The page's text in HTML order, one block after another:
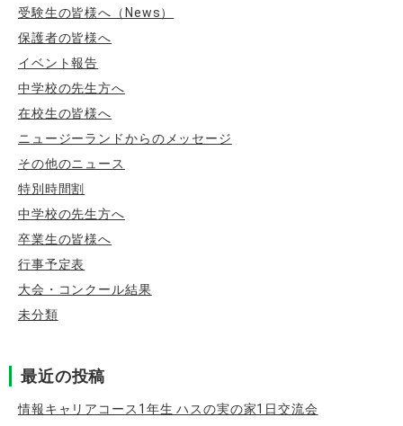
受験生の皆様へ（News）
保護者の皆様へ
イベント報告
中学校の先生方へ
在校生の皆様へ
ニュージーランドからのメッセージ
その他のニュース
特別時間割
中学校の先生方へ
卒業生の皆様へ
行事予定表
大会・コンクール結果
未分類
最近の投稿
情報キャリアコース1年生 ハスの実の家1日交流会